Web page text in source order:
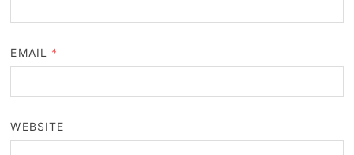
EMAIL *
WEBSITE